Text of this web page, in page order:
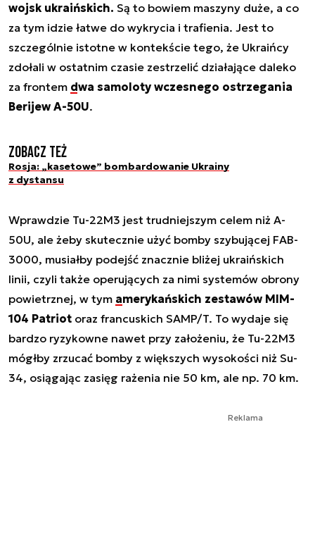
wojsk ukraińskich. Są to bowiem maszyny duże, a co
za tym idzie łatwe do wykrycia i trafienia. Jest to
szczególnie istotne w kontekście tego, że Ukraińcy
zdołali w ostatnim czasie zestrzelić działające daleko
za frontem dwa samoloty wczesnego ostrzegania
Berijew A-50U.
Zobacz też
Rosja: „kasetowe” bombardowanie Ukrainy
z dystansu
Wprawdzie Tu-22M3 jest trudniejszym celem niż A-
50U, ale żeby skutecznie użyć bomby szybującej FAB-
3000, musiałby podejść znacznie bliżej ukraińskich
linii, czyli także operujących za nimi systemów obrony
powietrznej, w tym amerykańskich zestawów MIM-
104 Patriot oraz francuskich SAMP/T. To wydaje się
bardzo ryzykowne nawet przy założeniu, że Tu-22M3
mógłby zrzucać bomby z większych wysokości niż Su-
34, osiągając zasięg rażenia nie 50 km, ale np. 70 km.
Reklama